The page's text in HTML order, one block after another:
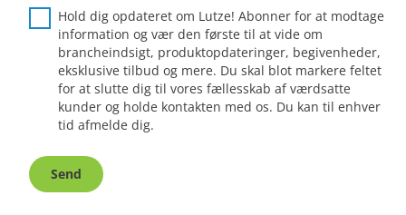
Hold dig opdateret om Lutze! Abonner for at modtage
information og vær den første til at vide om
brancheindsigt, produktopdateringer, begivenheder,
eksklusive tilbud og mere. Du skal blot markere feltet
for at slutte dig til vores fællesskab af værdsatte
kunder og holde kontakten med os. Du kan til enhver
tid afmelde dig.
Send